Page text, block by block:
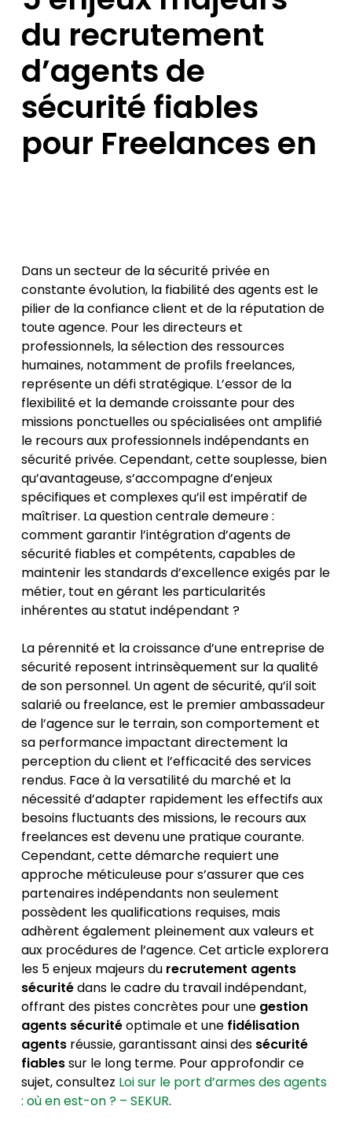
du recrutement
d’agents de
sécurité fiables
pour Freelances en
Dans un secteur de la sécurité privée en
constante évolution, la fiabilité des agents est le
pilier de la confiance client et de la réputation de
toute agence. Pour les directeurs et
professionnels, la sélection des ressources
humaines, notamment de profils freelances,
représente un défi stratégique. L’essor de la
flexibilité et la demande croissante pour des
missions ponctuelles ou spécialisées ont amplifié
le recours aux professionnels indépendants en
sécurité privée. Cependant, cette souplesse, bien
qu’avantageuse, s’accompagne d’enjeux
spécifiques et complexes qu’il est impératif de
maîtriser. La question centrale demeure :
comment garantir l’intégration d’agents de
sécurité fiables et compétents, capables de
maintenir les standards d’excellence exigés par le
métier, tout en gérant les particularités
inhérentes au statut indépendant ?
La pérennité et la croissance d’une entreprise de
sécurité reposent intrinsèquement sur la qualité
de son personnel. Un agent de sécurité, qu’il soit
salarié ou freelance, est le premier ambassadeur
de l’agence sur le terrain, son comportement et
sa performance impactant directement la
perception du client et l’efficacité des services
rendus. Face à la versatilité du marché et la
nécessité d’adapter rapidement les effectifs aux
besoins fluctuants des missions, le recours aux
freelances est devenu une pratique courante.
Cependant, cette démarche requiert une
approche méticuleuse pour s’assurer que ces
partenaires indépendants non seulement
possèdent les qualifications requises, mais
adhèrent également pleinement aux valeurs et
aux procédures de l’agence. Cet article explorera
les 5 enjeux majeurs du recrutement agents
sécuritédans le cadre du travail indépendant,
offrant des pistes concrètes pour une gestion
agents sécuritéoptimale et une fidélisation
agentsréussie, garantissant ainsi des sécurité
fiablessur le long terme. Pour approfondir ce
sujet, consultez Loi sur le port d’armes des agents
: où en est-on ? – SEKUR.